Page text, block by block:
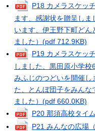
P18 カメラスケッ
ます、感謝状を贈呈し
います、伊王野下町どん
ました） (pdf 712.9KB)
P19 カメラスケッ
しました、黒田原小学校
みふじのつどいを開催し
た、とんぼ団子をみんな
ました） (pdf 660.0KB)
P20 那須高校タイム
P21 みんなの広場